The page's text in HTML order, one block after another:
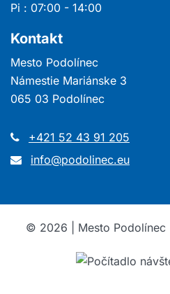
Pi : 07:00 - 14:00
Kontakt
Mesto Podolínec
Námestie Mariánske 3
065 03 Podolínec
+421 52 43 91 205
info@podolinec.eu
© 2026 | Mesto Podolínec |